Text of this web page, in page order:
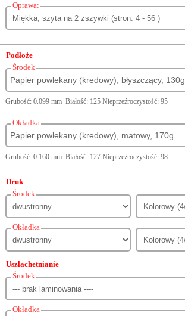
Oprawa:
Podłoże
Środek
Papier powlekany (kredowy), błyszczący, 130g
Grubość: 0.099 mm Białość: 125 Nieprzeźroczystość: 95
Okładka
Papier powlekany (kredowy), matowy, 170g
Grubość: 0.160 mm Białość: 127 Nieprzeźroczystość: 98
Druk
Środek
Okładka
Uszlachetnianie
Środek
Okładka